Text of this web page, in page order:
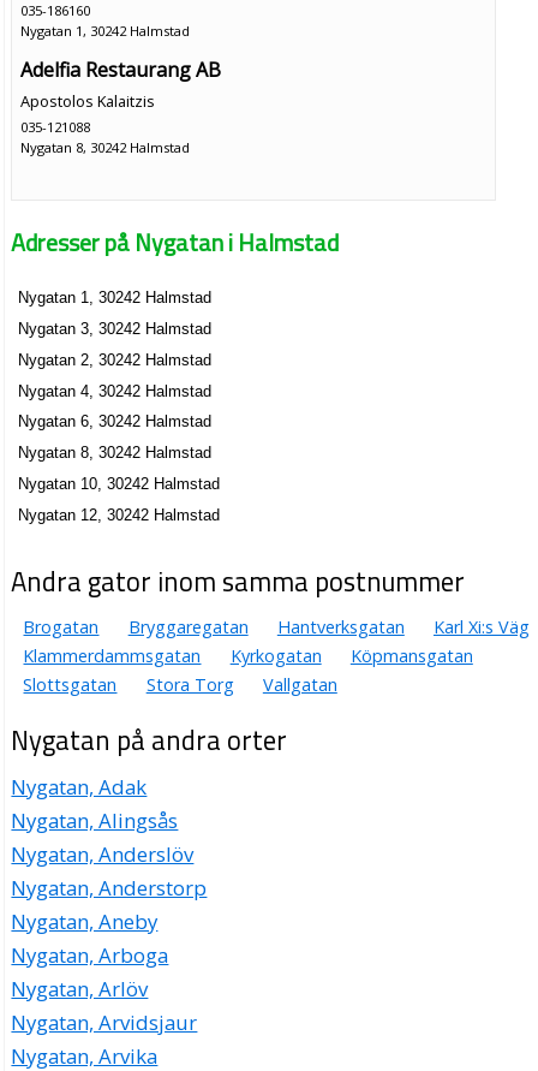
035-186160
Nygatan 1, 30242 Halmstad
Adelfia Restaurang AB
Apostolos Kalaitzis
035-121088
Nygatan 8, 30242 Halmstad
Adresser på Nygatan i Halmstad
Nygatan 1, 30242 Halmstad
Nygatan 3, 30242 Halmstad
Nygatan 2, 30242 Halmstad
Nygatan 4, 30242 Halmstad
Nygatan 6, 30242 Halmstad
Nygatan 8, 30242 Halmstad
Nygatan 10, 30242 Halmstad
Nygatan 12, 30242 Halmstad
Andra gator inom samma postnummer
Brogatan Bryggaregatan Hantverksgatan
Karl Xi:s Väg
Klammerdammsgatan
Kyrkogatan
Köpmansgatan
Slottsgatan
Stora Torg Vallgatan
Nygatan på andra orter
Nygatan, Adak
Nygatan, Alingsås
Nygatan, Anderslöv
Nygatan, Anderstorp
Nygatan, Aneby
Nygatan, Arboga
Nygatan, Arlöv
Nygatan, Arvidsjaur
Nygatan, Arvika